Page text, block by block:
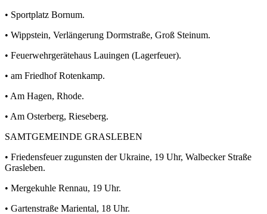
• Sportplatz Bornum.
• Wippstein, Verlängerung Dormstraße, Groß Steinum.
• Feuerwehrgerätehaus Lauingen (Lagerfeuer).
• am Friedhof Rotenkamp.
• Am Hagen, Rhode.
• Am Osterberg, Rieseberg.
SAMTGEMEINDE GRASLEBEN
• Friedensfeuer zugunsten der Ukraine, 19 Uhr, Walbecker Straße
Grasleben.
• Mergekuhle Rennau, 19 Uhr.
• Gartenstraße Mariental, 18 Uhr.